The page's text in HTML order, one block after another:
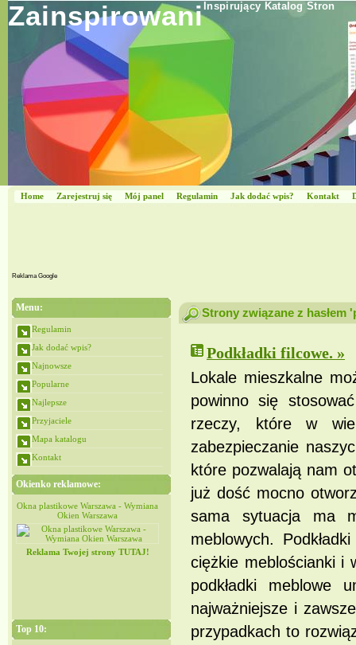
Zainspirowani Inspirujący Katalog Stron
Home Zarejestruj się Mój panel Regulamin Jak dodać wpis? Kontakt
Reklama Google
Menu:
Regulamin
Jak dodać wpis?
Najnowsze
Popularne
Najlepsze
Przyjaciele
Mapa katalogu
Kontakt
Okienko reklamowe:
Okna plastikowe Warszawa - Wymiana
Okien Warszawa
Okien Warszawa
Reklama Twojej strony TUTAJ!
Top 10:
Strony związane z hasłem
Podkładki filcowe. »
Lokale mieszkalne
powinno się
rzeczy, które w
zabezpieczanie
które pozwalają nam
już dość mocno
sama sytuacja ma
meblowych.
ciężkie meblościanki i
podkładki meblowe
najważniejsze i
przypadkach to